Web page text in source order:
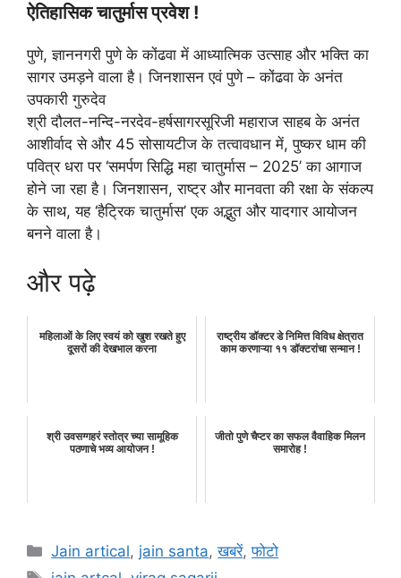
ऐतिहासिक चातुर्मास प्रवेश !
पुणे, ज्ञाननगरी पुणे के कोंढवा में आध्यात्मिक उत्साह और भक्ति का
सागर उमड़ने वाला है। जिनशासन एवं पुणे – कोंढवा के अनंत
उपकारी गुरुदेव
श्री दौलत-नन्दि-नरदेव-हर्षसागरसूरिजी महाराज साहब के अनंत
आशीर्वाद से और 45 सोसायटीज के तत्वावधान में, पुष्कर धाम की
पवित्र धरा पर ‘समर्पण सिद्धि महा चातुर्मास – 2025’ का आगाज
होने जा रहा है। जिनशासन, राष्ट्र और मानवता की रक्षा के संकल्प
के साथ, यह ‘हैट्रिक चातुर्मास’ एक अद्भुत और यादगार आयोजन
बनने वाला है।
और पढ़े
महिलाओं के लिए स्वयं को खुश रखते हुए
दूसरों की देखभाल करना
राष्ट्रीय डॉक्टर डे निमित्त विविध क्षेत्रात
काम करणाऱ्या ११ डॉक्टरांचा सन्मान !
श्री उवसग्गहरं स्तोत्र च्या सामूहिक
पठणाचे भव्य आयोजन !
जीतो पुणे चैप्टर का सफल वैवाहिक मिलन
समारोह !
Categories
Jain artical, jain santa,खबरें,फोटो